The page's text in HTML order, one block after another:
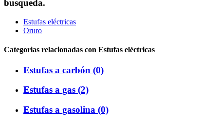
busqueda.
Estufas eléctricas
Oruro
Categorias relacionadas con Estufas eléctricas
Estufas a carbón (0)
Estufas a gas (2)
Estufas a gasolina (0)